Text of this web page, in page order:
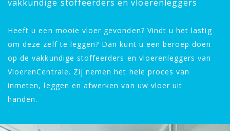
vakkundige stoffeerders en vloerenleggers
Heeft u een mooie vloer gevonden? Vindt u het lastig
om deze zelf te leggen? Dan kunt u een beroep doen
op de vakkundige stoffeerders en vloerenleggers van
VloerenCentrale. Zij nemen het hele proces van
inmeten, leggen en afwerken van uw vloer uit
handen.